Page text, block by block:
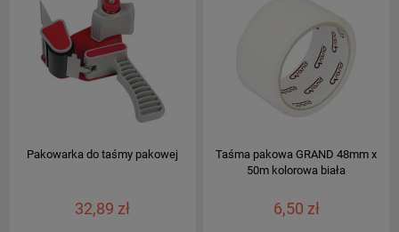
Pakowarka do taśmy pakowej
32,89 zł
Taśma pakowa GRAND 48mm x
50m kolorowa biała
6,50 zł